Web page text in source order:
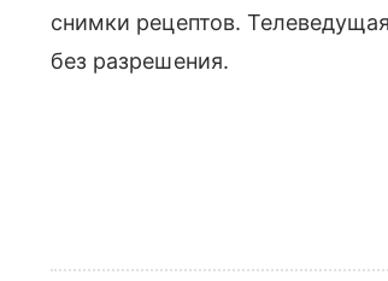
снимки рецептов.
без разрешения.